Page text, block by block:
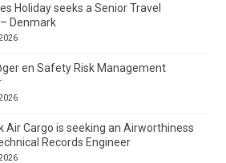
Holiday seeks a Senior Travel
Denmark
en Safety Risk Management
Air Cargo is seeking an Airworthiness
Records Engineer